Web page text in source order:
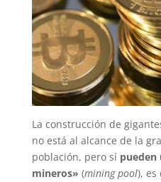
La construcción de
no está al alcance de la
población, pero sí pueden
mineros» (mining pool), es